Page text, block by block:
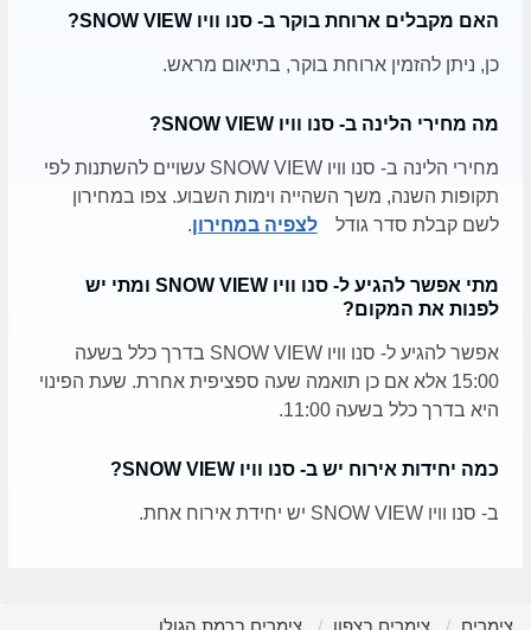
האם מקבלים ארוחת בוקר ב- סנו וויו SNOW VIEW?
כן, ניתן להזמין ארוחת בוקר, בתיאום מראש.
מה מחירי הלינה ב- סנו וויו SNOW VIEW?
מחירי הלינה ב- סנו וויו SNOW VIEW עשויים להשתנות לפי
תקופות השנה, משך השהייה וימות השבוע. צפו במחירון
לשם קבלת סדר גודל
לצפיה במחירון.
מתי אפשר להגיע ל- סנו וויו SNOW VIEW ומתי יש
לפנות את המקום?
אפשר להגיע ל- סנו וויו SNOW VIEW בדרך כלל בשעה
15:00 אלא אם כן תואמה שעה ספציפית אחרת. שעת הפינוי
היא בדרך כלל בשעה 11:00.
כמה יחידות אירוח יש ב- סנו וויו SNOW VIEW?
ב- סנו וויו SNOW VIEW יש יחידת אירוח אחת.
צימרים צימרים בצפון צימרים ברמת הגולן